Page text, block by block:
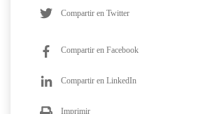
Compartir en Twitter
Compartir en Facebook
Compartir en LinkedIn
Imprimir